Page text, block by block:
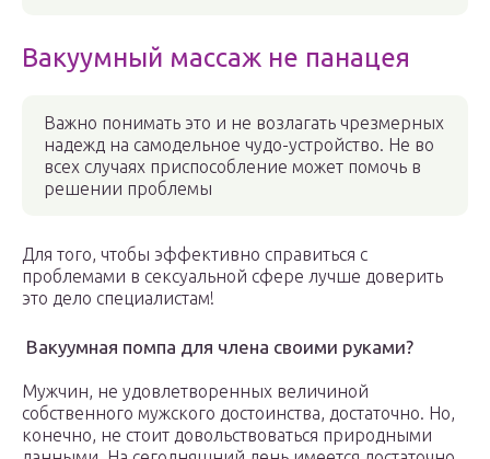
Вакуумный массаж не панацея
Важно понимать это и не возлагать чрезмерных
надежд на самодельное чудо-устройство. Не во
всех случаях приспособление может помочь в
решении проблемы
Для того, чтобы эффективно справиться с
проблемами в сексуальной сфере лучше доверить
это дело специалистам!
Вакуумная помпа для члена своими руками?
Мужчин, не удовлетворенных величиной
собственного мужского достоинства, достаточно. Но,
конечно, не стоит довольствоваться природными